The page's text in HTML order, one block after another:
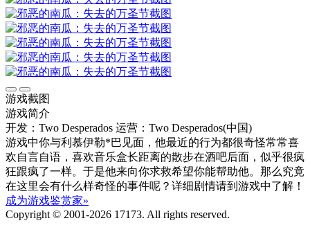
游戏截图
游戏简介
开发：Two Desperados 运营：Two Desperados(中国)
游戏中你与利慕伊勒*巴见面，他最近的行为都很奇怪常常喜
欢自言自语，喜欢音乐盒长距离的散步在酒吧后面，似乎很疯
狂跟疯了一样。于是他来向你求救希望你能帮助他。那么究竟
在这里会有什么样奇怪的事件呢？详细剧情请到游戏中了解！
成为游戏鉴赏家»
Copyright © 2001-2026 17173. All rights reserved.